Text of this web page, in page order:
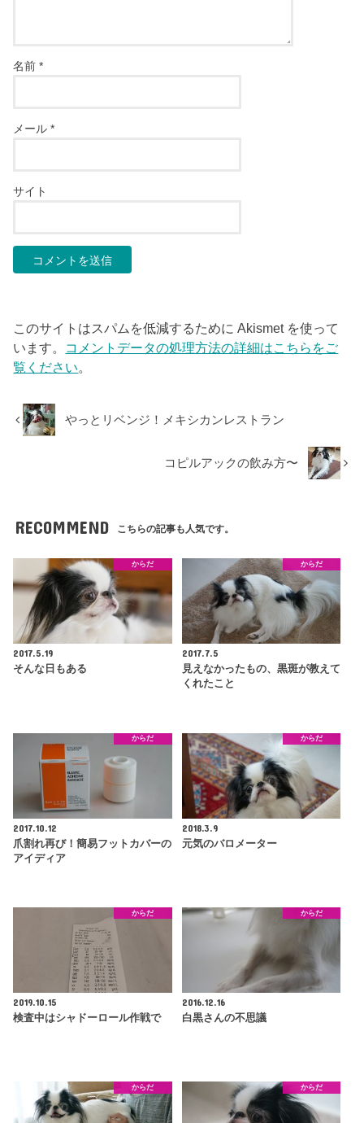
名前*
メール*
サイト
このサイトはスパムを低減するために Akismet を使って
います。 コメントデータの処理方法の詳細はこちらをご
覧ください。
やっとリベンジ！メキシカンレストラン
コピルアックの飲み方〜
RECOMMEND こちらの記事も人気です。
からだ
2017.5.19
そんな日もある
からだ
2017.7.5
見えなかったもの、黒斑が教えて
くれたこと
からだ
2017.10.12
爪割れ再び！簡易フットカバーの
アイディア
からだ
2018.3.9
元気のバロメーター
からだ
2019.10.15
検査中はシャドーロール作戦で
からだ
2016.12.16
白黒さんの不思議
からだ からだ